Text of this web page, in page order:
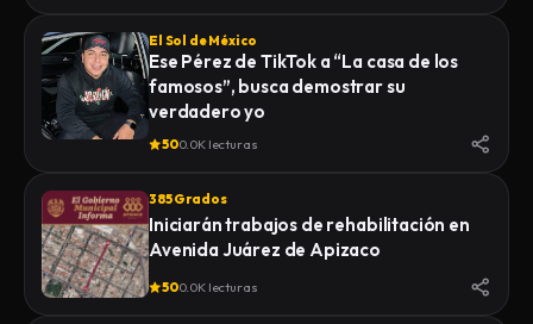
El Sol de México
Ese Pérez de TikTok a “La casa de los
famosos”, busca demostrar su
verdadero yo
500.0K lecturas
385 Grados
Iniciarán trabajos de rehabilitación en
Avenida Juárez de Apizaco
500.0K lecturas